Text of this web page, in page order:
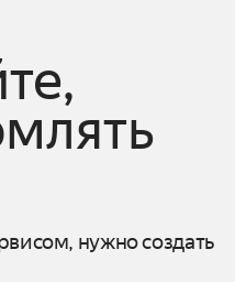
нужно создать